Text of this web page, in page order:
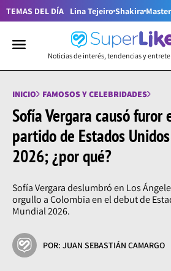
TEMAS DEL DÍA Lina TejeiroShakira
Noticias de interés, tendencias y
INICIO FAMOSOS Y CELEBRIDADES
Sofía Vergara causó
partido de Estados
2026; ¿por qué?
Sofía Vergara deslumbró en Los
orgullo a Colombia en el debut de
Mundial 2026.
POR: JUAN SEBASTIÁN CAMARGO